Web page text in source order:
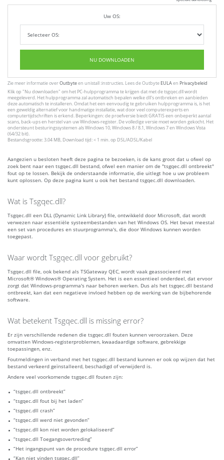
Uw OS:
NU DOWNLOADEN
Zie meer informatie overOutbyteen unistall :instructies. Lees de Outbyte EULAen Privacybeleid
Klik op "Nu downloaden" om het PC-hulpprogramma te krijgen dat met de tsgqec.dll wordt
meegeleverd. Het hulpprogramma zal automatisch bepalen welke dll's ontbreken en aanbieden
deze automatisch te installeren. Omdat het een eenvoudig te gebruiken hulpprogramma is, is het
een geweldig alternatief voor handmatige installatie, wat door veel computerexperts en
computertijdschriften is erkend. Beperkingen: de proefversie biedt GRATIS een onbeperkt aantal
scans, back-ups en herstel van uw Windows-register. De volledige versie moet worden gekocht. Het
ondersteunt besturingssystemen als Windows 10, Windows 8 / 8.1, Windows 7 en Windows Vista
(64/32 bit).
Bestandsgrootte: 3.04 MB, Download tijd: < 1 min. op DSL/ADSL/Kabel
Aangezien u besloten heeft deze pagina te bezoeken, is de kans groot dat u ofwel op
zoek bent naar een tsgqec.dll bestand, ofwel een manier om de "tsgqec.dll ontbreekt"
fout op te lossen. Bekijk de onderstaande informatie, die uitlegt hoe u uw probleem
kunt oplossen. Op deze pagina kunt u ook het bestand tsgqec.dll downloaden.
Wat is Tsgqec.dll?
Tsgqec.dll een DLL (Dynamic Link Library) file, ontwikkeld door Microsoft, dat wordt
verwezen naar essentiële systeembestanden van het Windows OS. Het bevat meestal
een set van procedures en stuurprogramma's, die door Windows kunnen worden
toegepast.
Waar wordt Tsgqec.dll voor gebruikt?
Tsgqec.dll file, ook bekend als TSGateway QEC, wordt vaak geassocieerd met
Microsoft® Windows® Operating System. Het is een essentieel onderdeel, dat ervoor
zorgt dat Windows-programma's naar behoren werken. Dus als het tsgqec.dll bestand
ontbreekt, kan dat een negatieve invloed hebben op de werking van de bijbehorende
software.
Wat betekent Tsgqec.dll is missing error?
Er zijn verschillende redenen die tsgqec.dll fouten kunnen veroorzaken. Deze
omvatten Windows-registerproblemen, kwaadaardige software, gebrekkige
toepassingen, enz.
Foutmeldingen in verband met het tsgqec.dll bestand kunnen er ook op wijzen dat het
bestand verkeerd geïnstalleerd, beschadigd of verwijderd is.
Andere veel voorkomende tsgqec.dll fouten zijn:
“tsgqec.dll ontbreekt”
“tsgqec.dll fout bij het laden”
“tsgqec.dll crash”
“tsgqec.dll werd niet gevonden”
“tsgqec.dll kon niet worden gelokaliseerd”
“tsgqec.dll Toegangsovertreding”
“Het ingangspunt van de procedure tsgqec.dll error”
“Kan niet vinden tsgqec.dll”